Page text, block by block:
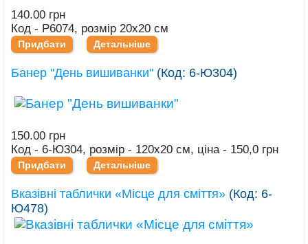
140.00 грн
Код - Р6074, розмір 20х20 см
Придбати Детальніше
Банер "День вишиванки" (Код: 6-Ю304)
150.00 грн
Код - 6-Ю304, розмір - 120х20 см, ціна - 150,0 грн
Придбати Детальніше
Вказівні таблички «Місце для сміття» (Код: 6-
Ю478)